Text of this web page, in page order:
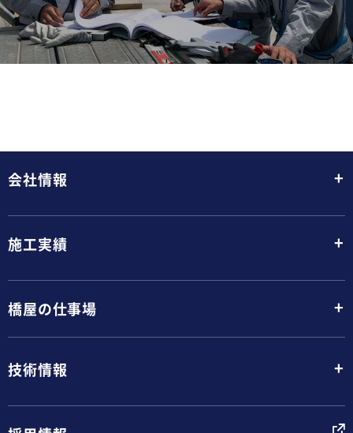
会社情報 +
施工実績 +
橋屋の仕事場 +
技術情報 +